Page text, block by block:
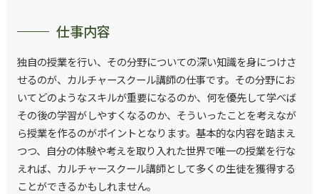
仕事内容
独自の授業を行い、その分野についての深い知識を身につけさ
せるのが、カルチャースクール講師の仕事です。その分野にお
いてどのようなスキルが重要になるのか、何を優先して学べば
その後の学習がしやすくなるのか、そういったことを考えなが
ら授業を作るのがポイントとなります。基本的な内容を踏まえ
つつ、自分の体験や考えを取り入れた世界で唯一の授業を行な
えれば、カルチャースクール講師として多くの生徒を獲得する
ことができるかもしれません。